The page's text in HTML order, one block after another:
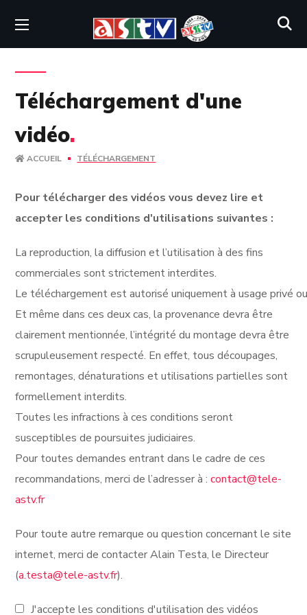
Téléchargement d'une
vidéo.
ACCUEIL TÉLÉCHARGEMENT
Pour télécharger des vidéos vous devez lire et
accepter les conditions d'utilisations suivantes :
La reproduction, la diffusion et l’utilisation à des fins
commerciales sont strictement interdites.
Le téléchargement est autorisé uniquement à usage privé
Et même dans ces deux cas, la provenance devra être
clairement mentionnée, l’intégrité du montage devra être
scrupuleusement respecté. En effet, tous découpages,
remontages, dénaturations et utilisations partielles sont
formellement interdits.
Toutes les infractions à ces conditions seront
susceptibles de poursuites judiciaires.
Pour toutes demandes entrant dans le cadre de ces
recommandations, merci de l’adresser à :contact@tele-
astv.fr
Pour toute autre remarque ou question concernant le site
internet, merci de contacter Alain Testa, le Directeur
(a.testa@tele-astv.fr).
J'accepte les conditions d'utilisation des vidéos